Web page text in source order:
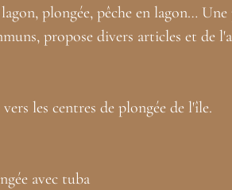
plongée, pêche en lagon…
propose divers articles et de
les centres de plongée de l'île.
avec tuba